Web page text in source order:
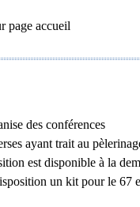
page accueil
des conférences
ayant trait au
est disponible à la
un kit pour le 67